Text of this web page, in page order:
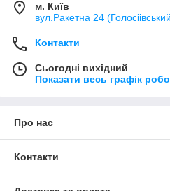
м. Київ
вул.Ракетна 24
Контакти
Сьогодні вихідний
Показати весь графік
Про нас
Контакти